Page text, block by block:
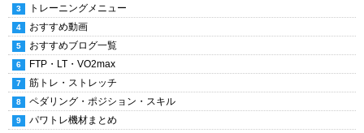
トレーニングメニュー
おすすめ動画
おすすめブログ一覧
FTP・LT・VO2max
筋トレ・ストレッチ
ペダリング・ポジション・スキル
パワトレ機材まとめ